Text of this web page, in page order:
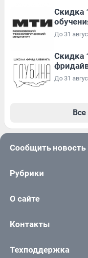
Скидка
До 31
Скидка
До 31
Сообщить новость
Рубрики
О сайте
Контакты
Техподдержка